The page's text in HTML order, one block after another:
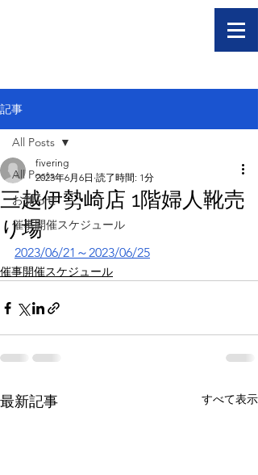
記事
All Posts
お知らせ
催事開催スケジュール
All Posts
三越伊勢崎店 1階婦人靴売
り場
fivering
2023年6月6日 読了時間: 1分
2023/06/21～2023/06/25
催事開催スケジュール
最新記事 すべて表示